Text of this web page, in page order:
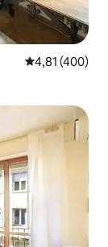
Keskmine
4,81 (400)